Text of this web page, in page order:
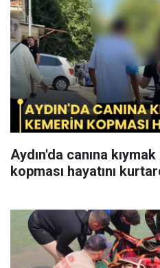
Aydın'da canına
kopması hayatını